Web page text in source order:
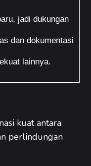
jadi dukungan
dan dokumentasi
lainnya.
kuat antara
perlindungan